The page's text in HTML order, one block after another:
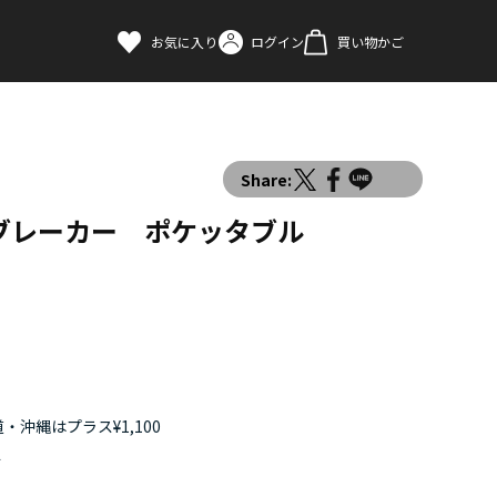
お気に入り ログイン 買い物かご
Share:
ーカー ポケッタブル
沖縄はプラス¥1,100